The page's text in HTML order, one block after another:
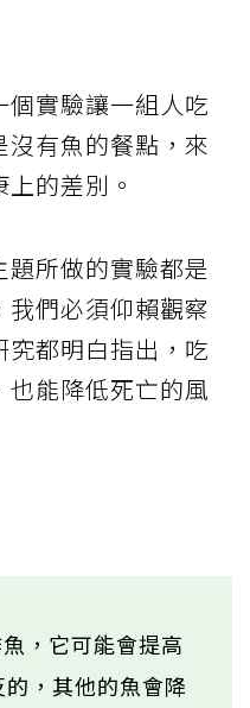
實驗讓一組人吃
有魚的餐點，來
的差別。
所做的實驗都是
們必須仰賴觀察
都明白指出，吃
能降低死亡的風
，它可能會提高
，其他的魚會降